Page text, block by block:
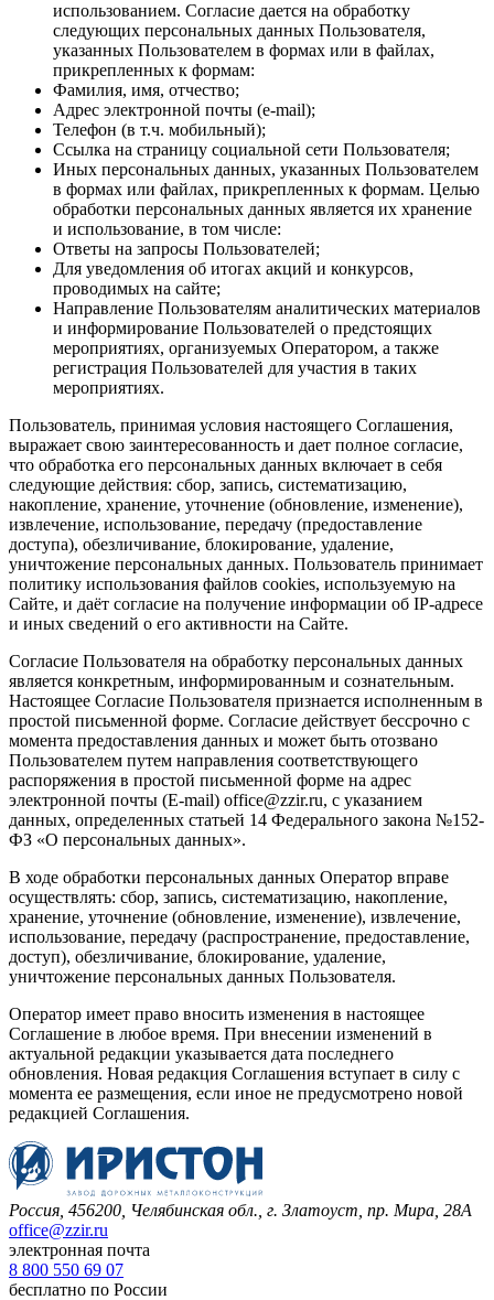
использованием. Согласие дается на обработку
следующих персональных данных Пользователя,
указанных Пользователем в формах или в файлах,
прикрепленных к формам:
Фамилия, имя, отчество;
Адрес электронной почты (e-mail);
Телефон (в т.ч. мобильный);
Ссылка на страницу социальной сети Пользователя;
Иных персональных данных, указанных Пользователем
в формах или файлах, прикрепленных к формам. Целью
обработки персональных данных является их хранение
и использование, в том числе:
Ответы на запросы Пользователей;
Для уведомления об итогах акций и конкурсов,
проводимых на сайте;
Направление Пользователям аналитических материалов
и информирование Пользователей о предстоящих
мероприятиях, организуемых Оператором, а также
регистрация Пользователей для участия в таких
мероприятиях.
Пользователь, принимая условия настоящего Соглашения,
выражает свою заинтересованность и дает полное согласие,
что обработка его персональных данных включает в себя
следующие действия: сбор, запись, систематизацию,
накопление, хранение, уточнение (обновление, изменение),
извлечение, использование, передачу (предоставление
доступа), обезличивание, блокирование, удаление,
уничтожение персональных данных. Пользователь принимает
политику использования файлов cookies, используемую на
Сайте, и даёт согласие на получение информации об IP-адресе
и иных сведений о его активности на Сайте.
Согласие Пользователя на обработку персональных данных
является конкретным, информированным и сознательным.
Настоящее Согласие Пользователя признается исполненным в
простой письменной форме. Согласие действует бессрочно с
момента предоставления данных и может быть отозвано
Пользователем путем направления соответствующего
распоряжения в простой письменной форме на адрес
электронной почты (E-mail) office@zzir.ru, с указанием
данных, определенных статьей 14 Федерального закона №152-
ФЗ «О персональных данных».
В ходе обработки персональных данных Оператор вправе
осуществлять: сбор, запись, систематизацию, накопление,
хранение, уточнение (обновление, изменение), извлечение,
использование, передачу (распространение, предоставление,
доступ), обезличивание, блокирование, удаление,
уничтожение персональных данных Пользователя.
Оператор имеет право вносить изменения в настоящее
Соглашение в любое время. При внесении изменений в
актуальной редакции указывается дата последнего
обновления. Новая редакция Соглашения вступает в силу с
момента ее размещения, если иное не предусмотрено новой
редакцией Соглашения.
Россия, 456200, Челябинская обл., г. Златоуст, пр. Мира, 28А
office@zzir.ru
электронная почта
8 800 550 69 07
бесплатно по России